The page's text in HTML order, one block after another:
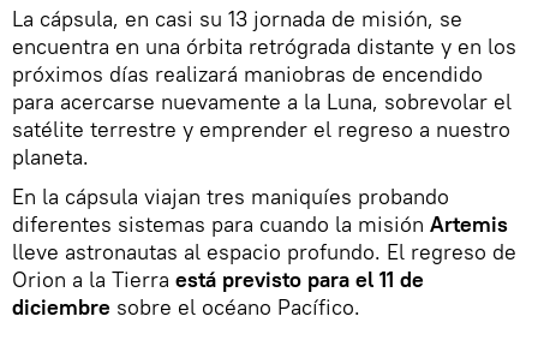
La cápsula, en casi su 13 jornada de misión, se
encuentra en una órbita retrógrada distante y en los
próximos días realizará maniobras de encendido
para acercarse nuevamente a la Luna, sobrevolar el
satélite terrestre y emprender el regreso a nuestro
planeta.
En la cápsula viajan tres maniquíes probando
diferentes sistemas para cuando la misión Artemis
lleve astronautas al espacio profundo. El regreso de
Orion a la Tierra está previsto para el 11 de
diciembre sobre el océano Pacífico.